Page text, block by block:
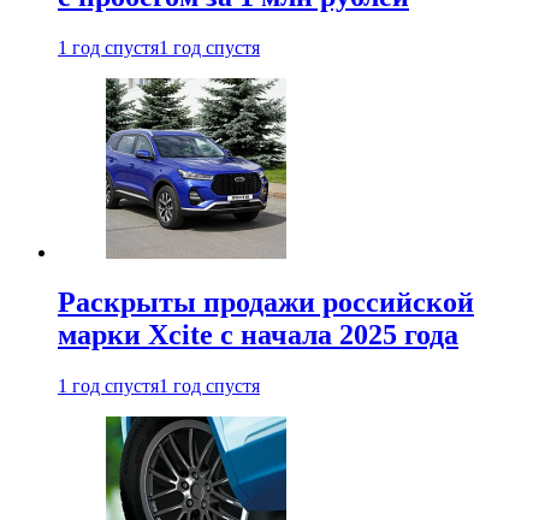
1 год спустя1 год спустя
Раскрыты продажи российской
марки Xcite с начала 2025 года
1 год спустя1 год спустя